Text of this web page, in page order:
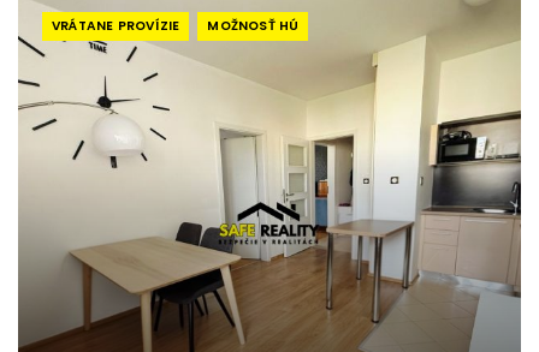
VRÁTANE PROVÍZIE MOŽNOSŤ HÚ